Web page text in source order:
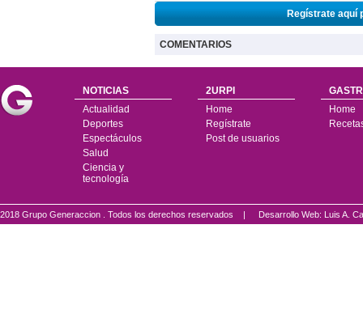
Regístrate aquí
COMENTARIOS
NOTICIAS
Actualidad
Deportes
Espectáculos
Salud
Ciencia y
tecnología
2URPI
Home
Regístrate
Post de usuarios
Home
2018 Grupo Generaccion . Todos los derechos reservados | Desarrollo Web: Luis